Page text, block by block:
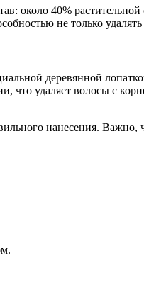
около 40%
не только
деревянной
что удаляет волосы с
нанесения.